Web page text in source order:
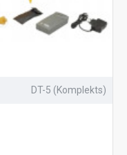
DT-5 (Komplekts)